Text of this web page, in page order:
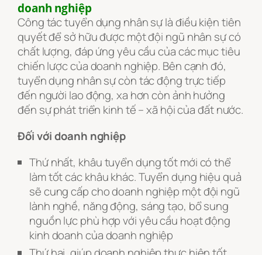
doanh nghiệp
Công tác tuyển dụng nhân sự là điều kiện tiên
quyết để sở hữu được một đội ngũ nhân sự có
chất lượng, đáp ứng yêu cầu của các mục tiêu
chiến lược của doanh nghiệp. Bên cạnh đó,
tuyển dụng nhân sự còn tác động trực tiếp
đến người lao động, xa hơn còn ảnh hưởng
đến sự phát triển kinh tế – xã hội của đất nước.
Đối với doanh nghiệp
Thứ nhất, khâu tuyển dụng tốt mới có thể
làm tốt các khâu khác. Tuyển dụng hiệu quả
sẽ cung cấp cho doanh nghiệp một đội ngũ
lành nghề, năng động, sáng tạo, bổ sung
nguồn lực phù hợp với yêu cầu hoạt động
kinh doanh của doanh nghiệp